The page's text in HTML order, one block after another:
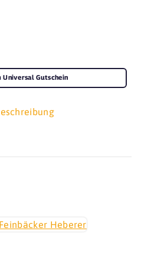
Gutschein